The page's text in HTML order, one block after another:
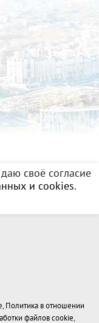
своё согласие
и cookies.
, Политика в отношении
файлов cookie,